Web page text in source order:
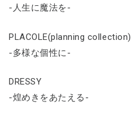
-人生に魔法を-
PLACOLE(planning collection)
-多様な個性に-
DRESSY
-煌めきをあたえる-